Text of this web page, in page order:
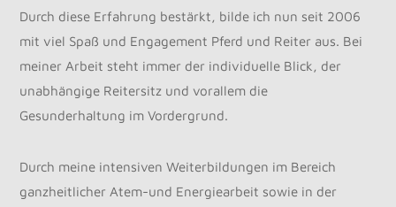
Durch diese Erfahrung bestärkt, bilde ich nun seit 2006
mit viel Spaß und Engagement Pferd und Reiter aus. Bei
meiner Arbeit steht immer der individuelle Blick, der
unabhängige Reitersitz und vorallem die
Gesunderhaltung im Vordergrund.
Durch meine intensiven Weiterbildungen im Bereich
ganzheitlicher Atem-und Energiearbeit sowie in der